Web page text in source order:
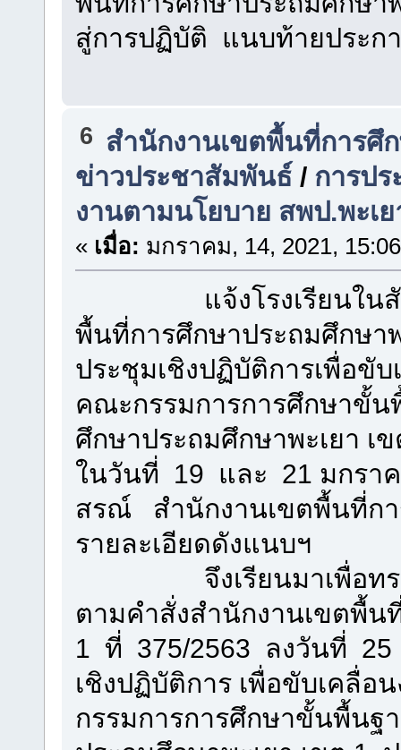
สู่การปฏิบัติ แนบท้า
6 สำนักงานเขตพื้นที่การศึ
ข่าวประชาสัมพันธ์ / การป
งานตามนโยบาย สพป.พะเย
« เมื่อ: มกราคม, 14, 2021,
แจ้งโรงเรียนในสังกัด
พื้นที่การศึกษาประถมศึกษา
ประชุมเชิงปฏิบัติการเพื่อขั
คณะกรรมการการศึกษาขั้
ศึกษาประถมศึกษาพะเยา เ
ในวันที่ 19 และ 21 มกรา
สรณ์ สำนักงานเขตพื้นที่กา
รายละเอียดดังแนบฯ
จึงเรียนมาเพื่อทราบ
ตามคำสั่งสำนักงานเขตพื้น
1 ที่ 375/2563 ลงวันที่
เชิงปฏิบัติการ เพื่อขับเคลื่
กรรมการการศึกษาขั้นพื้นฐ